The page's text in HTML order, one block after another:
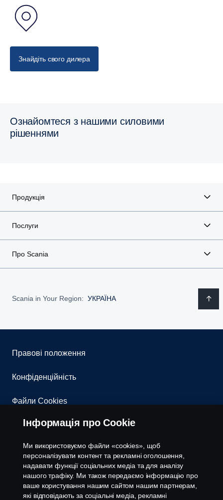
Знайдіть свого дилера
Ознайомтеся з нашими силовими
рішеннями
Продукція
Послуги
Про Scania
Scania in Your Region: УКРАЇНА
Правові положення
Конфіденційність
Файли Cookies
Контакти
Система повідомлення про порушення
Налаштування cookies
Інформація про Cookie
Ми використовуємо файли «cookies», щоб
персоналізувати контент та рекламні оголошення,
надавати функції соціальних медіа та для аналізу
нашого трафіку. Ми також передаємо інформацію про
ваше користування нашим сайтом нашим партнерам,
які відповідають за соціальні медіа, рекламні